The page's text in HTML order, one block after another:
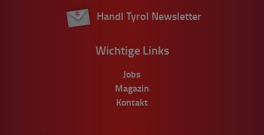
Handl Tyrol Newsletter
Wichtige Links
Jobs
Magazin
Kontakt